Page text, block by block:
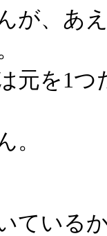
が、あ
元を1
。
ている